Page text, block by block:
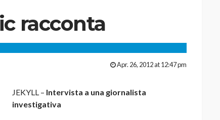
racconta
Apr. 26, 2012 at 12:47 pm
JEKYLL – Intervista a una giornalista
investigativa